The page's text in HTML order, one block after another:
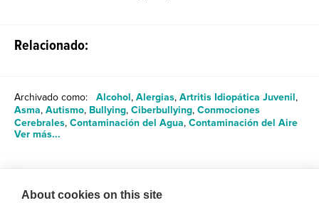
Relacionado:
Archivado como: Alcohol, Alergias, Artritis Idiopática Juvenil,
Asma, Autismo, Bullying, Ciberbullying, Conmociones
Cerebrales, Contaminación del Agua, Contaminación del Aire
Ver más...
Compartir
About cookies on this site